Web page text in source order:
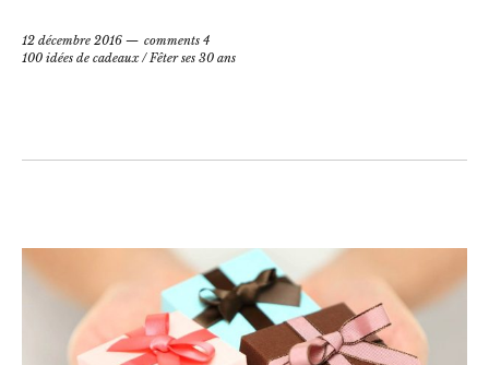
12 décembre 2016
comments 4
100 idées de cadeaux/Fêter ses 30 ans